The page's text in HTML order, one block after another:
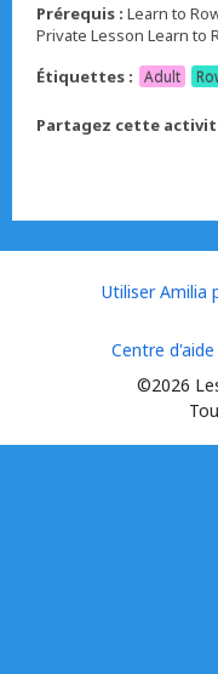
Prérequis : Learn to
Private Lesson Learn to
Étiquettes :
Adult
Partagez cette
Utiliser Amilia
©2026
Centre d'aide